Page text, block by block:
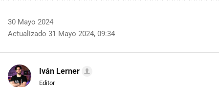
30 Mayo 2024
Actualizado 31 Mayo 2024, 09:34
Iván Lerner
Editor